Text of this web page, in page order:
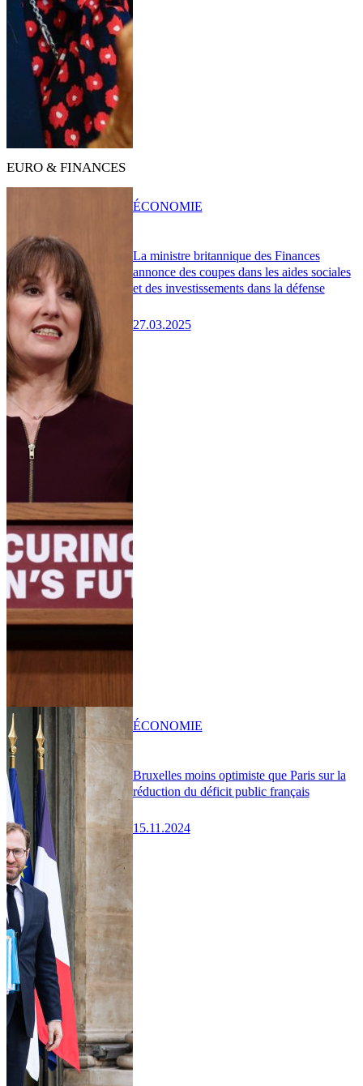
EURO & FINANCES
La ministre britannique des Finances
annonce des coupes dans les aides sociales
et des investissements dans la défense
27.03.2025
ÉCONOMIE
Bruxelles moins optimiste que Paris sur la
réduction du déficit public français
15.11.2024
ÉCONOMIE